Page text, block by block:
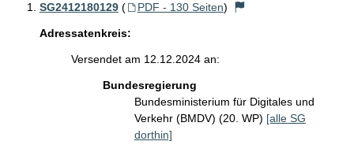
SG2412180129 ( PDF - 130 Seiten)
Adressatenkreis:
Versendet am 12.12.2024 an:
Bundesregierung
Bundesministerium für Digitales und
Verkehr (BMDV) (20. WP) [alle SG
dorthin]